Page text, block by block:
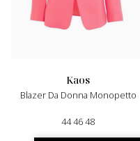
kaos
Blazer Da Donna Monopetto
44 46 48